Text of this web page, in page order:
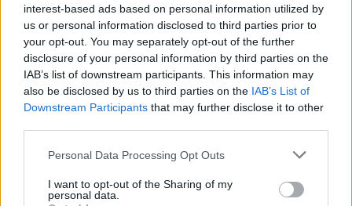
interest-based ads based on personal information utilized by
us or personal information disclosed to third parties prior to
your opt-out. You may separately opt-out of the further
disclosure of your personal information by third parties on the
IAB’s list of downstream participants. This information may
also be disclosed by us to third parties on the IAB’s List of
Downstream Participants that may further disclose it to other
Please note that this website/app uses one or more Google
not limited to your visit or usage behaviour. You may click to
grant or deny consent to Google and its third-party tags to
Personal Data Processing Opt Outs
I want to opt-out of the Sharing of my
personal data.
«Το ντέρμπι μεταξύ του πρωτοπόρου του
ελληνικού πρωταθλήματος Ολυμπιακού και του
Παναθηναϊκού (3ος) διεκόπη την Κυριακή στο 50ο